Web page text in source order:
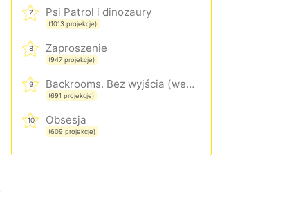
7 Psi Patrol i dinozaury
(1013 projekcje)
8 Zaproszenie
(947 projekcje)
9 Backrooms. Bez wyjścia (wersja rozszerzona)
(691 projekcje)
10 Obsesja
(609 projekcje)